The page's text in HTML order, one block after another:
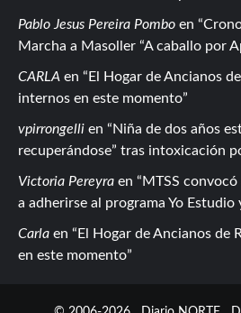
Pablo Jesus Pereira Pombo en
Marcha a Masoller “A caballo por
CARLA en
El Hogar de Ancianos
internos en este momento
vpirrongelli en
Niña de dos años
recuperándose” tras intoxicación
Victoria Pereyra en
MTSS
a adherirse al programa Yo Estudio
Carla en
El Hogar de Ancianos de
en este momento